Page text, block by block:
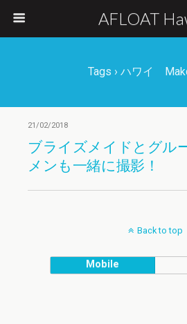
AFLOAT
Tags › ハワイ
21/02/2018
ブライズメイドとグル
メンも一緒に撮影！
Back to top
Mobile